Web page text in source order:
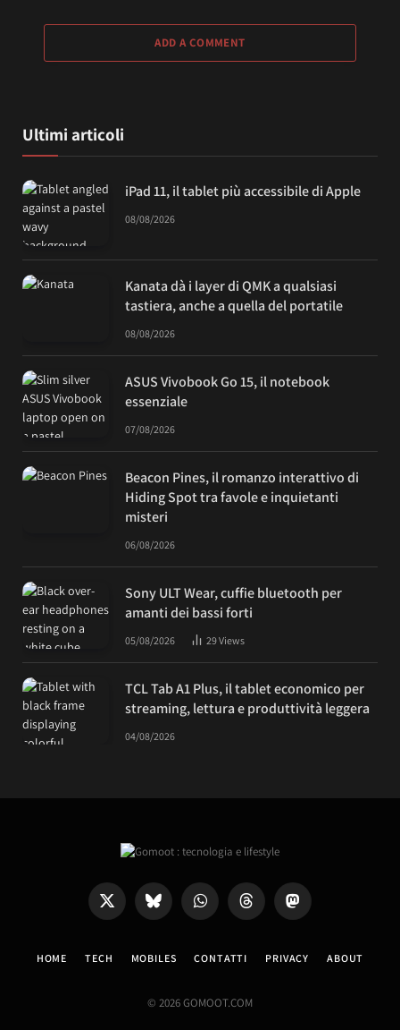
ADD A COMMENT
Ultimi articoli
iPad 11, il tablet più accessibile di Apple
08/08/2026
Kanata dà i layer di QMK a qualsiasi
tastiera, anche a quella del portatile
08/08/2026
ASUS Vivobook Go 15, il notebook
essenziale
07/08/2026
Beacon Pines, il romanzo interattivo di
Hiding Spot tra favole e inquietanti
misteri
06/08/2026
Sony ULT Wear, cuffie bluetooth per
amanti dei bassi forti
05/08/2026 29Views
TCL Tab A1 Plus, il tablet economico per
streaming, lettura e produttività leggera
04/08/2026
X
Bluesky WhatsAppThreads Mastodon
HOME TECH MOBILES CONTATTI PRIVACY ABOUT
© 2026 GOMOOT.COM